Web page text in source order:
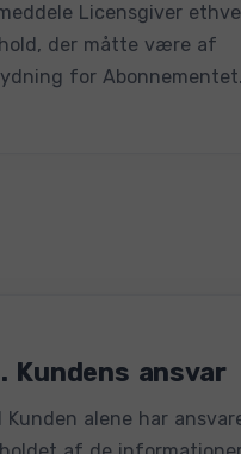
Licensgiver
der måtte være af
for Abonnementet.
Kundens ansvar
Kunden alene har